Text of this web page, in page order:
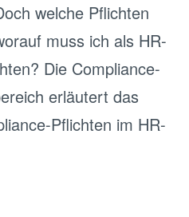
welche Pflichten
muss ich als HR-
Die Compliance-
erläutert das
Pflichten im HR-